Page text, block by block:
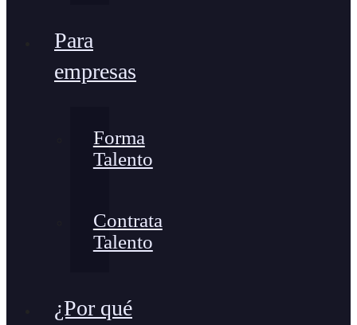
Para
empresas
Forma
Talento
Contrata
Talento
¿Por qué